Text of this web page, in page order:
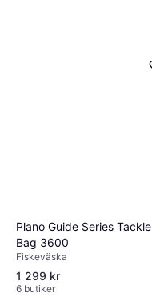
Plano Guide Series Tackle
Bag 3600
Fiskeväska
1 299 kr
6 butiker